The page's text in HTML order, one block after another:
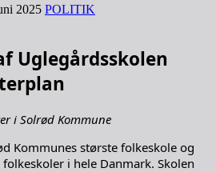
2025 POLITIK
Uglegårdsskolen
i Solrød Kommune
Kommunes største folkeskole og
i hele Danmark. Skolen